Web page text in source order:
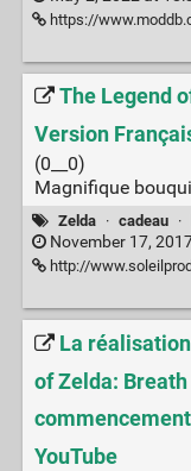
https://
The Legend
Version
(0__0)
Magnifique
Zelda · cadeau ·
November 17,
http://www.soleilprod.com/
La
of Zelda:
YouTube